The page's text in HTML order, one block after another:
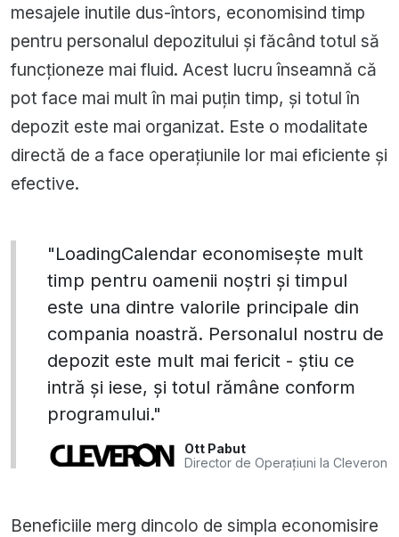
mesajele inutile dus-întors, economisind timp
pentru personalul depozitului și făcând totul să
funcționeze mai fluid. Acest lucru înseamnă că
pot face mai mult în mai puțin timp, și totul în
depozit este mai organizat. Este o modalitate
directă de a face operațiunile lor mai eficiente și
efective.
"LoadingCalendar economisește mult
timp pentru oamenii noștri și timpul
este una dintre valorile principale din
compania noastră. Personalul nostru de
depozit este mult mai fericit - știu ce
intră și iese, și totul rămâne conform
programului."
Ott Pabut
Director de Operațiuni la Cleveron
Beneficiile merg dincolo de simpla economisire